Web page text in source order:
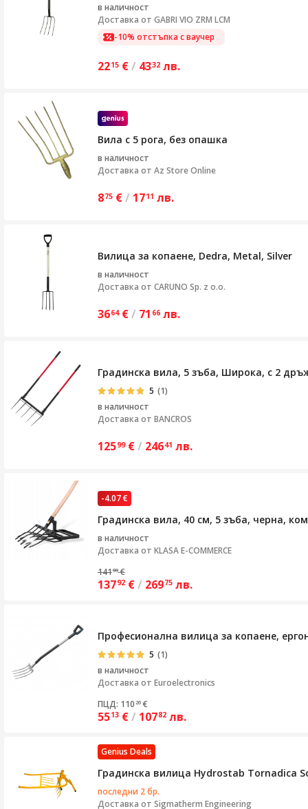
в наличност
Доставка от GABRI VIO ZRM LCM
-10% отстъпка с ваучер
2215 €/ 4332 лв.
Вила с 5 рога, без опашка
в наличност
Доставка от Az Store Online
875 €/ 1711 лв.
Вилица за копаене, Dedra, Metal, Silver
в наличност
Доставка от CARUNO Sp. z o.o.
3664 €/ 71 66 лв.
Градинска вила, 5 зъба, Широка, с 2
5 (1)
в наличност
Доставка от BANCROS
12599 €/ 24641 лв.
-4.07 €
Градинска вила, 40 см, 5 зъба, черна,
в наличност
Доставка от KLASA E-COMMERCE
14199 €
13792 €/ 26975 лв.
Професионална вилица за копаене,
5 (1)
в наличност
Доставка от Euroelectronics
ПЦД: 110 26 €
5513 €/ 10782 лв.
Genius Deals
Градинска вилица Hydrostab Tornadica
последни 2 бр.
Доставка от Sigmatherm Engineering